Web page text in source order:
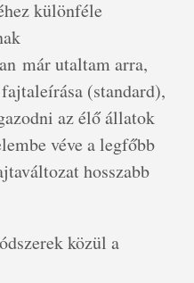
különféle
már utaltam arra,
(standard),
az élő állatok
véve a legfőbb
hosszabb
közül a